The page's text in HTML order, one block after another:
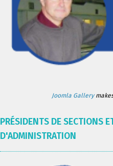
Joomla Gallery
PRÉSIDENTS DE SECTIONS
D'ADMINISTRATION